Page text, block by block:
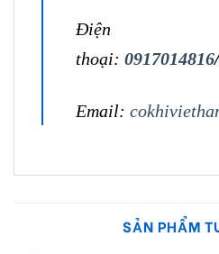
Điện
thoại: 0917014816/
Email:
SẢN PHẨM